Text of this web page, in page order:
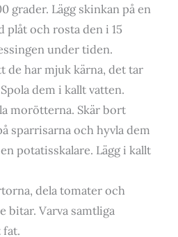
grader. Lägg skinkan på en
plåt och rosta den i 15
under tiden.
de har mjuk kärna, det tar
dem i kallt vatten.
morötterna. Skär bort
sparrisarna och hyvla dem
potatisskalare. Lägg i kallt
dela tomater och
bitar. Varva samtliga
fat.